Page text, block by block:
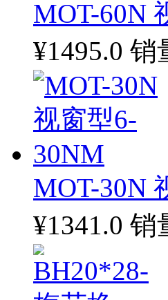
MOT-60N
¥1495.0 销
MOT-30N
¥1341.0 销